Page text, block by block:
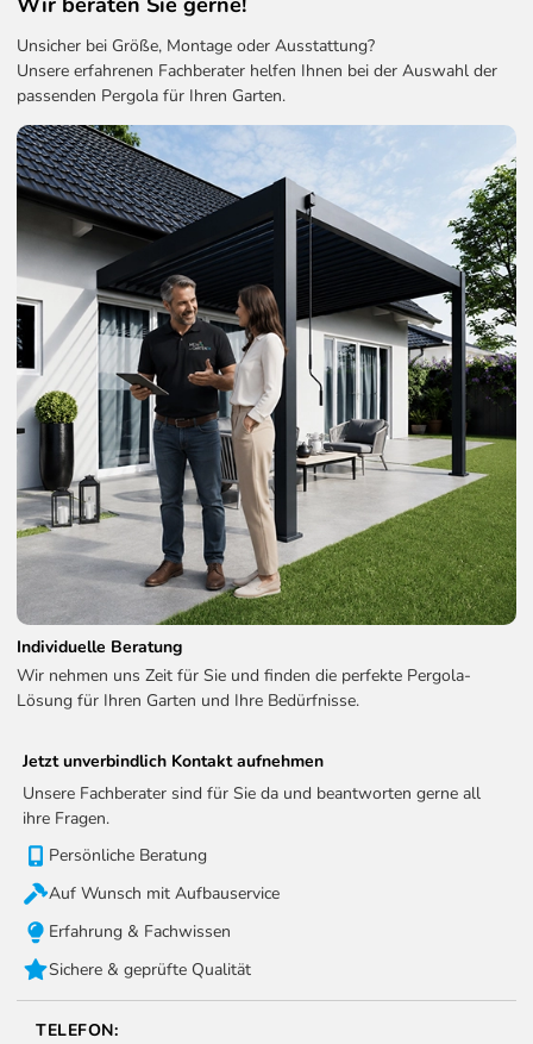
Unsicher bei Größe, Montage oder Ausstattung?
Unsere erfahrenen Fachberater helfen Ihnen bei der Auswahl der
passenden Pergola für Ihren Garten.
Individuelle Beratung
Wir nehmen uns Zeit für Sie und finden die perfekte Pergola-
Lösung für Ihren Garten und Ihre Bedürfnisse.
Jetzt unverbindlich Kontakt aufnehmen
Unsere Fachberater sind für Sie da und beantworten gerne all
ihre Fragen.
Persönliche Beratung
Auf Wunsch mit Aufbauservice
Erfahrung & Fachwissen
Sichere & geprüfte Qualität
TELEFON: